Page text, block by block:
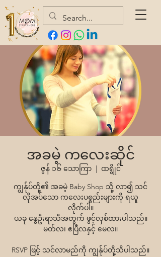
အခမဲ့ ကလေးဆိုင်
ဇွန် ၁၆ သောကြာ
  |
ထရွိုင်
ကျွန်ုပ်တို့၏ အခမဲ့ Baby Shop သို့ လာ၍ သင်
လိုအပ်သော ကလေးပစ္စည်းများကို ရယူ
လိုက်ပါ။
ယခု နွေဦးရာသီအတွက် ဖွင့်လှစ်ထားပါသည်။
မတ်လ၊ ဧပြီလနှင့် မေလ။
RSVP ဖြင့် သင်လာမည်ကို ကျွန်ုပ်တို့သိပါသည်။